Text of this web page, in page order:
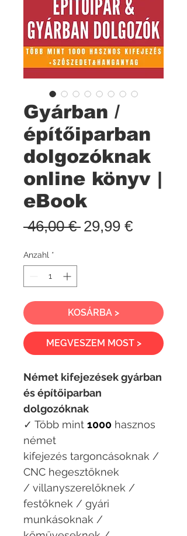
Gyárban /
építőiparban
dolgozóknak
online könyv |
eBook
46,00 € Standardpreis
29,99 €Sale-
Anzahl *
KOSÁRBA >
MEGVESZEM MOST >
Német kifejezések gyárban
és építőiparban
dolgozóknak
✓ Több mint 1000 hasznos
német
kifejezés targoncásoknak /
CNC hegesztőknek
/ villanyszerelőknek /
festőknek / gyári
munkásoknak /